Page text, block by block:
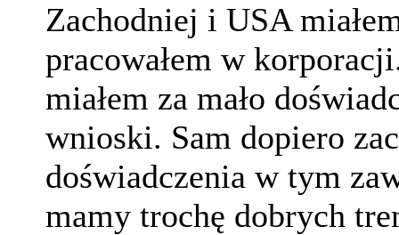
Zachodniej i USA
pracowałem w
miałem za mało
wnioski. Sam dopiero
doświadczenia w tym
mamy trochę dobrych